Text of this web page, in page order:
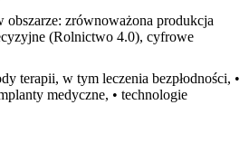
obszarze: zrównoważona produkcja
(Rolnictwo 4.0), cyfrowe
terapii, w tym leczenia bezpłodności, •
medyczne, • technologie